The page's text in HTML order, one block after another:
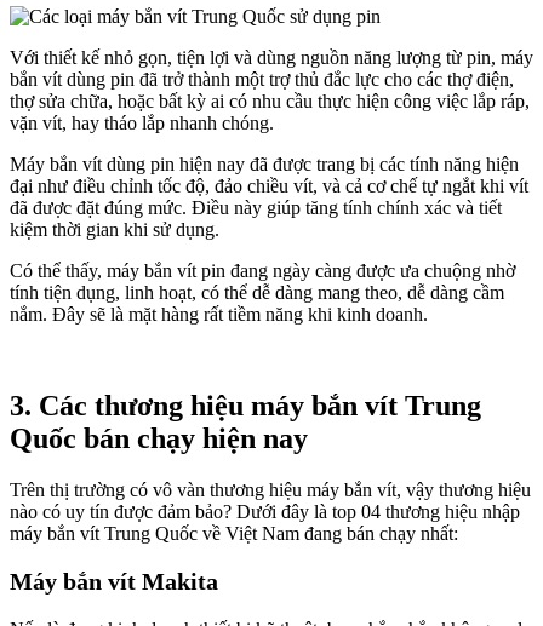
Với thiết kế nhỏ gọn, tiện lợi và dùng nguồn năng lượng từ pin, máy
bắn vít dùng pin đã trở thành một trợ thủ đắc lực cho các thợ điện,
thợ sửa chữa, hoặc bất kỳ ai có nhu cầu thực hiện công việc lắp ráp,
vặn vít, hay tháo lắp nhanh chóng.
Máy bắn vít dùng pin hiện nay đã được trang bị các tính năng hiện
đại như điều chỉnh tốc độ, đảo chiều vít, và cả cơ chế tự ngắt khi vít
đã được đặt đúng mức. Điều này giúp tăng tính chính xác và tiết
kiệm thời gian khi sử dụng.
Có thể thấy, máy bắn vít pin đang ngày càng được ưa chuộng nhờ
tính tiện dụng, linh hoạt, có thể dễ dàng mang theo, dễ dàng cầm
nắm. Đây sẽ là mặt hàng rất tiềm năng khi kinh doanh.
3. Các thương hiệu máy bắn vít Trung
Quốc bán chạy hiện nay
Trên thị trường có vô vàn thương hiệu máy bắn vít, vậy thương hiệu
nào có uy tín được đảm bảo? Dưới đây là top 04 thương hiệu nhập
máy bắn vít Trung Quốc về Việt Nam đang bán chạy nhất:
Máy bắn vít Makita